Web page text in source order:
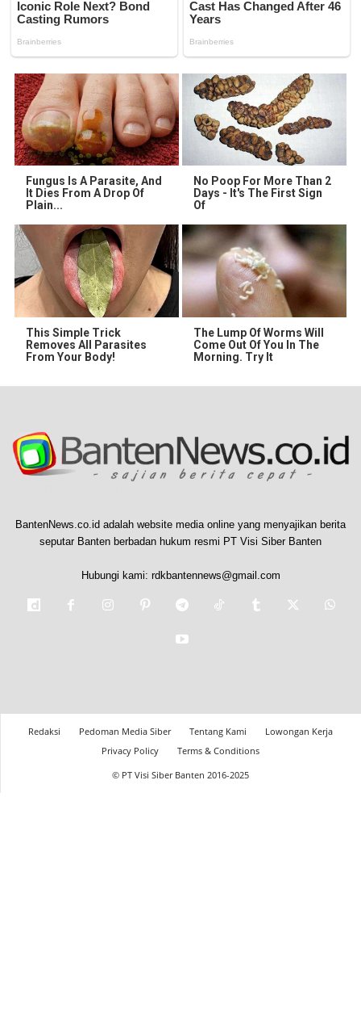
Fungus Is A Parasite, And
It Dies From A Drop Of
Plain...
No Poop For More Than 2
Days - It's The First Sign
Of
This Simple Trick
Removes All Parasites
From Your Body!
The Lump Of Worms Will
Come Out Of You In The
Morning. Try It
BantenNews.co.id adalah website media online yang menyajikan berita
seputar Banten berbadan hukum resmi PT Visi Siber Banten
Hubungi kami: rdkbantennews@gmail.com
Redaksi Pedoman Media Siber Tentang Kami
Lowongan Kerja
Privacy Policy
Terms & Conditions
© PT Visi Siber Banten 2016-2025